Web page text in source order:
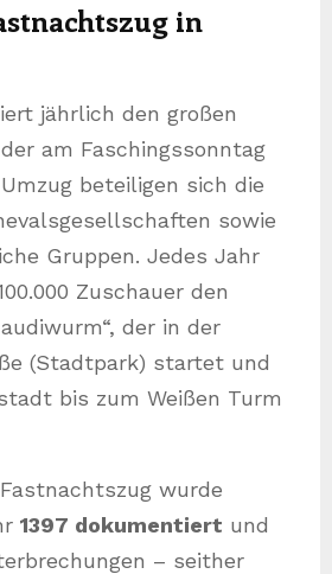
in
jährlich den großen
am Faschingssonntag
beteiligen sich die
sowie
Gruppen. Jedes Jahr
Zuschauer den
der in der
(Stadtpark) startet und
bis zum Weißen Turm
wurde
1397 dokumentiert und
– seither